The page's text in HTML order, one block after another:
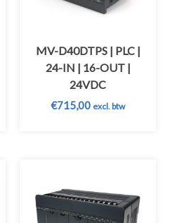
MV-D40DTPS | PLC |
24-IN | 16-OUT |
24VDC
€715,00 excl. btw